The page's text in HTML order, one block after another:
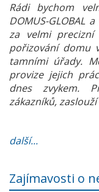
Rádi bychom
DOMUS-GLOBAL
za velmi
pořizování domu
tamními úřady.
provize jejich
dnes zvykem.
zákazníků,
další...
Zajímavosti o